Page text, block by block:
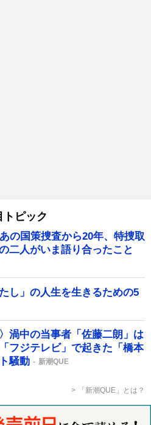
トピック
の国策捜査から20年、特捜取
二人がいま語り合ったこと
し」の人生を生きるための5
渦中の当事者「佐藤二朗」は
ジテレビ」で起きた「橋本
騒動
新潮QUE
「新潮QUE」とは？